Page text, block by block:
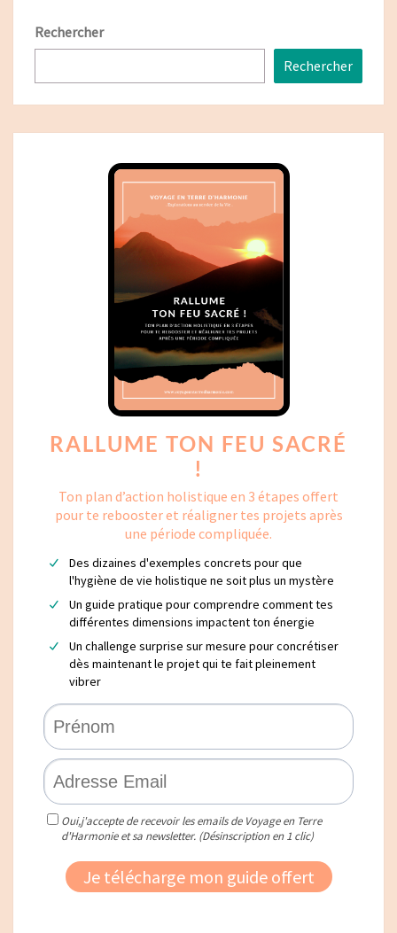
Rechercher
Rechercher